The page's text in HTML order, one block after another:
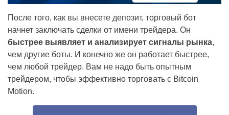
После того, как вы внесете депозит, торговый бот
начнет заключать сделки от имени трейдера. Он
быстрее выявляет и анализирует сигналы рынка,
чем другие боты. И конечно же он работает быстрее,
чем любой трейдер. Вам не надо быть опытным
трейдером, чтобы эффективно торговать с Bitcoin
Motion.